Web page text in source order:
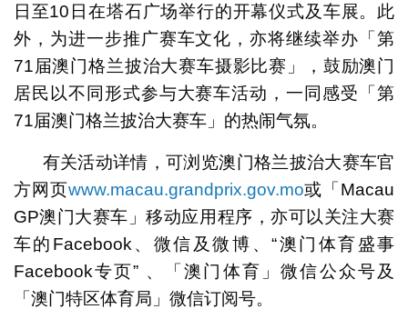
日至10日在塔石广场举行的开幕仪式及车展。此
外，为进一步推广赛车文化，亦将继续举办「第
71届澳门格兰披治大赛车摄影比赛」，鼓励澳门
居民以不同形式参与大赛车活动，一同感受「第
71届澳门格兰披治大赛车」的热闹气氛。
有关活动详情，可浏览澳门格兰披治大赛车官
方网页www.macau.grandprix.gov.mo或「Macau
GP澳门大赛车」移动应用程序，亦可以关注大赛
车的Facebook、微信及微博、“澳门体育盛事
Facebook专页” 、「澳门体育」微信公众号及
「澳门特区体育局」微信订阅号。